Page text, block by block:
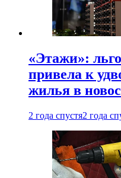
«Этажи»:
привела к
жилья в
2 года спустя2 года